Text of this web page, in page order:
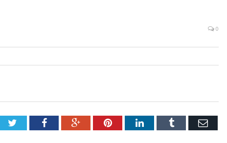
0
TwitterFacebookGoogle+PinterestLinkedInTumblr Email